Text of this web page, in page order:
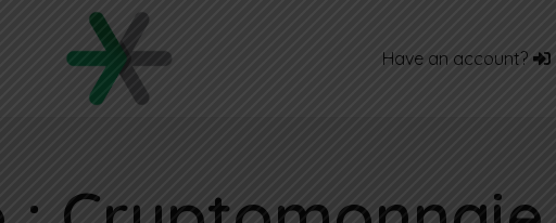
Have an account?